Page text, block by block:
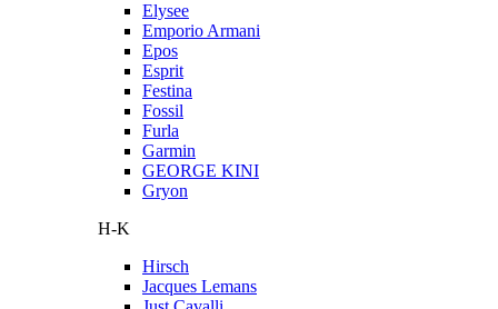
Elysee
Emporio Armani
Epos
Esprit
Festina
Fossil
Furla
Garmin
GEORGE KINI
Gryon
H-K
Hirsch
Jacques Lemans